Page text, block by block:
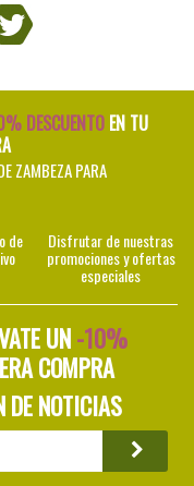
DESCUENTOEN TU
ZAMBEZA PARA
de Disfrutar de nuestras
promociones y ofertas
especiales
UN-10%
COMPRA
DE NOTICIAS